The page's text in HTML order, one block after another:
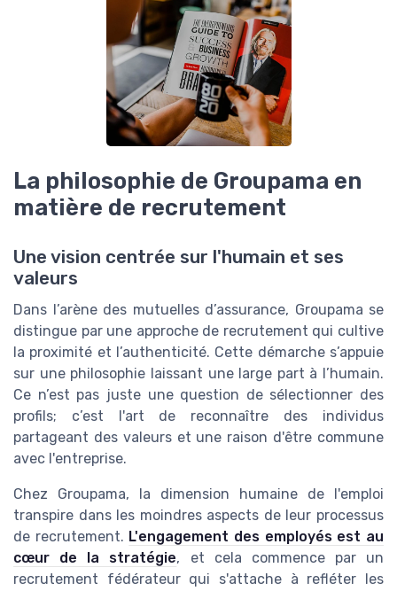
La philosophie de Groupama en
matière de recrutement
Une vision centrée sur l'humain et ses
valeurs
Dans l’arène des mutuelles d’assurance, Groupama se
distingue par une approche de recrutement qui cultive
la proximité et l’authenticité. Cette démarche s’appuie
sur une philosophie laissant une large part à l’humain.
Ce n’est pas juste une question de sélectionner des
profils; c’est l'art de reconnaître des individus
partageant des valeurs et une raison d'être commune
avec l'entreprise.
Chez Groupama, la dimension humaine de l'emploi
transpire dans les moindres aspects de leur processus
de recrutement. L'engagement des employés est au
cœur de la stratégie, et cela commence par un
recrutement fédérateur qui s'attache à refléter les